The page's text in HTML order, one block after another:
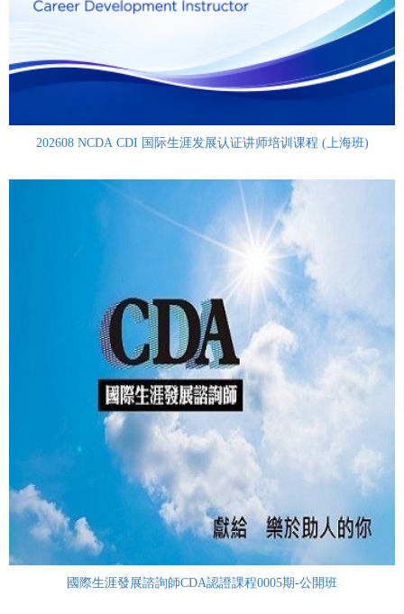
202608 NCDA CDI 国际生涯发展认证讲师培训课程 (上海班)
國際生涯發展諮詢師CDA認證課程0005期-公開班